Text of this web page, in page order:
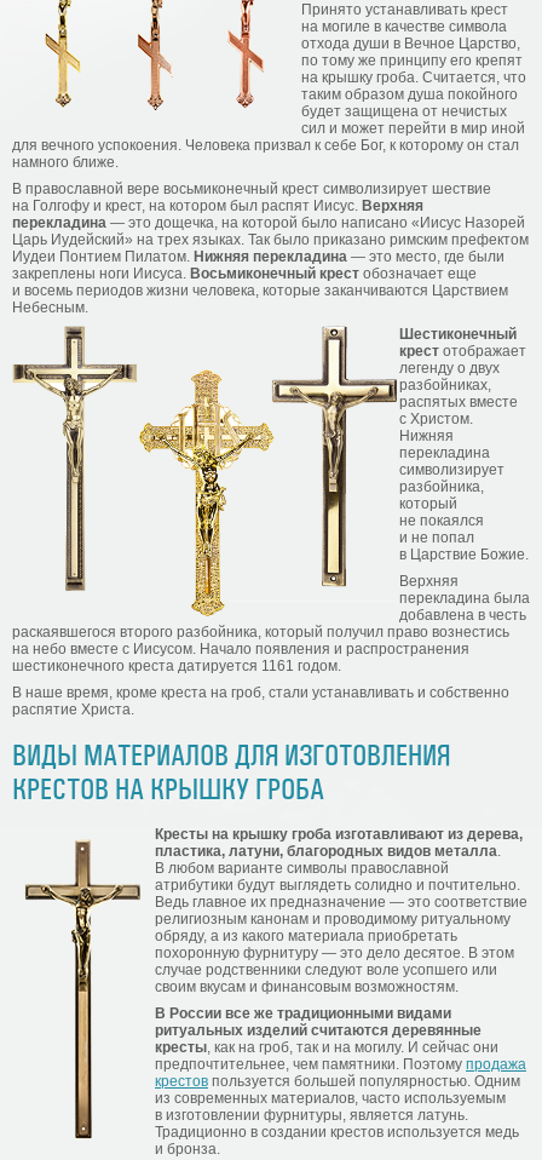
Принято устанавливать крест
на могиле в качестве символа
отхода души в Вечное Царство,
по тому же принципу его крепят
на крышку гроба. Считается, что
таким образом душа покойного
будет защищена от нечистых
сил и может перейти в мир иной
для вечного успокоения. Человека призвал к себе Бог, к которому он стал
намного ближе.
В православной вере восьмиконечный крест символизирует шествие
на Голгофу и крест, на котором был распят Иисус. Верхняя
перекладина — это дощечка, на которой было написано «Иисус Назорей
Царь Иудейский» на трех языках. Так было приказано римским префектом
Иудеи Понтием Пилатом. Нижняя перекладина — это место, где были
закреплены ноги Иисуса. Восьмиконечный крест обозначает еще
и восемь периодов жизни человека, которые заканчиваются Царствием
Небесным.
Шестиконечный
крест отображает
легенду о двух
разбойниках,
распятых вместе
с Христом.
Нижняя
перекладина
символизирует
разбойника,
который
не покаялся
и не попал
в Царствие Божие.
Верхняя
перекладина была
добавлена в честь
раскаявшегося второго разбойника, который получил право вознестись
на небо вместе с Иисусом. Начало появления и распространения
шестиконечного креста датируется 1161 годом.
В наше время, кроме креста на гроб, стали устанавливать и собственно
распятие Христа.
ВИДЫ МАТЕРИАЛОВ ДЛЯ ИЗГОТОВЛЕНИЯ
КРЕСТОВ НА КРЫШКУ ГРОБА
Кресты на крышку гроба изготавливают из дерева,
пластика, латуни, благородных видов металла.
В любом варианте символы православной
атрибутики будут выглядеть солидно и почтительно.
Ведь главное их предназначение — это соответствие
религиозным канонам и проводимому ритуальному
обряду, а из какого материала приобретать
похоронную фурнитуру — это дело десятое. В этом
случае родственники следуют воле усопшего или
своим вкусам и финансовым возможностям.
В России все же традиционными видами
ритуальных изделий считаются деревянные
кресты, как на гроб, так и на могилу. И сейчас они
предпочтительнее, чем памятники. Поэтому продажа
крестов пользуется большей популярностью. Одним
из современных материалов, часто используемым
в изготовлении фурнитуры, является латунь.
Традиционно в создании крестов используется медь
и бронза.